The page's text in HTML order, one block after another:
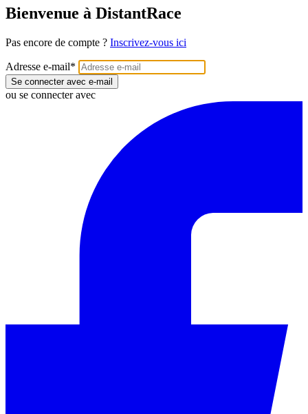
Bienvenue à DistantRace
Pas encore de compte ? Inscrivez-vous ici
Adresse e-mail*
Se connecter avec e-mail
ou se connecter avec